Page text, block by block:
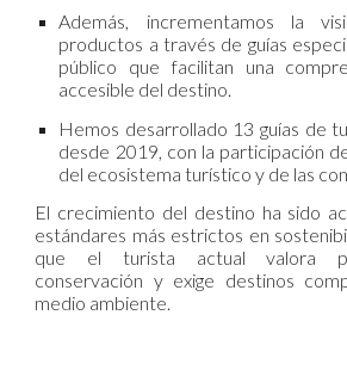
Además, incrementamos la
productos a través de guías
público que facilitan una
accesible del destino.
Hemos desarrollado 13 guías de
desde 2019, con la participación
del ecosistema turístico y de las
El crecimiento del destino ha sido
estándares más estrictos en
que el turista actual valora
conservación y exige destinos
medio ambiente.